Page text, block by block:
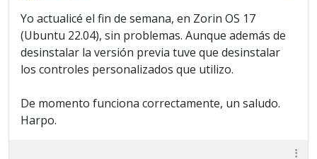
Yo actualicé el fin de semana, en Zorin OS 17
(Ubuntu 22.04), sin problemas. Aunque además de
desinstalar la versión previa tuve que desinstalar
los controles personalizados que utilizo.
De momento funciona correctamente, un saludo.
Harpo.